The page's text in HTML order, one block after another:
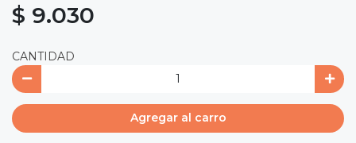
$ 9.030
CANTIDAD
Agregar al carro